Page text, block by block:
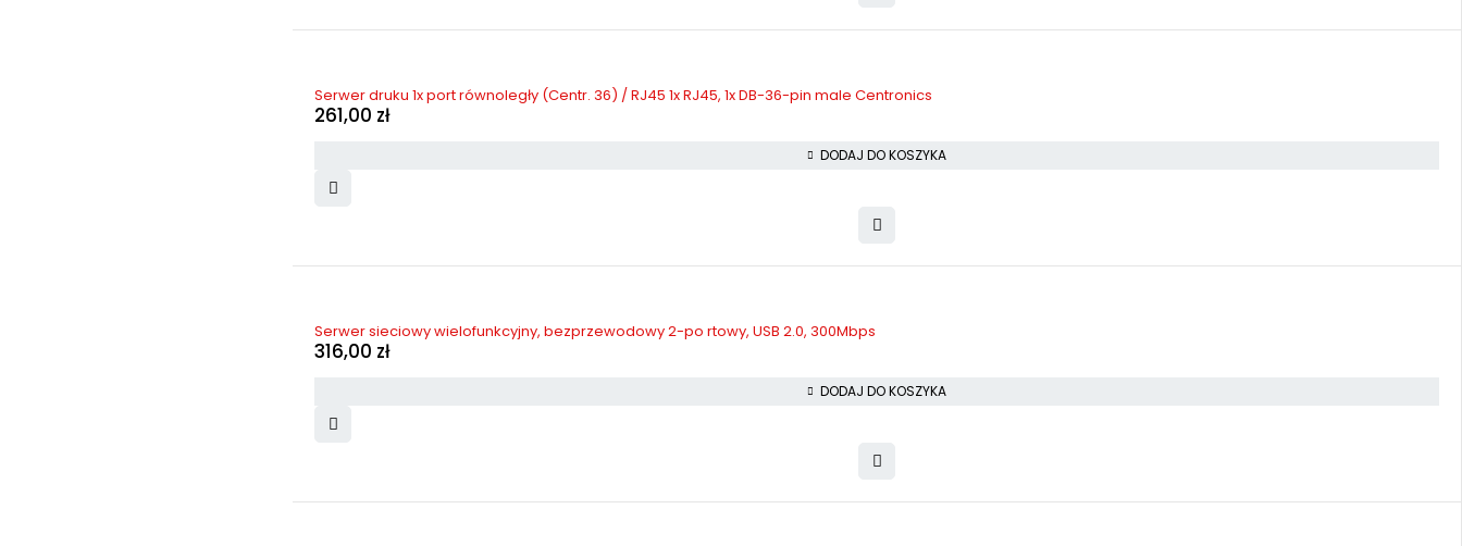
Serwer druku 1x port równoległy (Centr. 36) / RJ45 1x RJ45, 1x DB-36-pin male Centronics
261,00 zł
DODAJ DO KOSZYKA
Serwer sieciowy wielofunkcyjny, bezprzewodowy 2-po rtowy, USB 2.0, 300Mbps
316,00 zł
DODAJ DO KOSZYKA